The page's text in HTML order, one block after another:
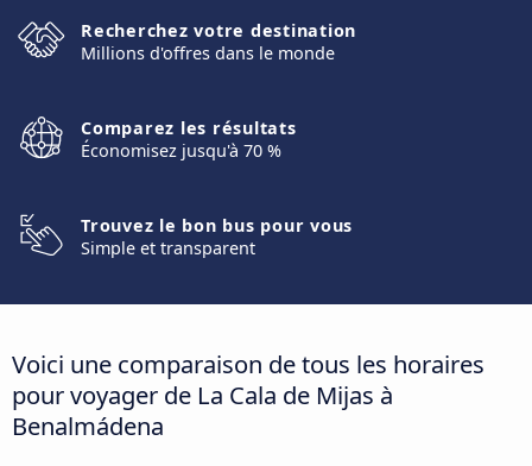
Recherchez votre destination
Millions d'offres dans le monde
Comparez les résultats
Économisez jusqu'à 70 %
Trouvez le bon bus pour vous
Simple et transparent
Voici une comparaison de tous les horaires
pour voyager de La Cala de Mijas à
Benalmádena